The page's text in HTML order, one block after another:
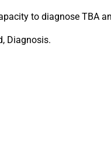
to diagnose TBA
Diagnosis.